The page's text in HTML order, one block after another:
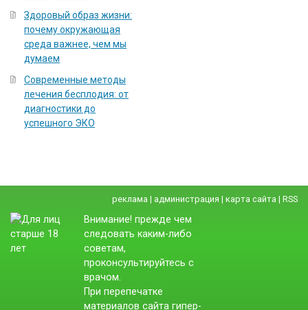
Здоровый образ жизни:
почему окружающая
среда важнее, чем мы
думаем
Современные методы
лечения бесплодия: от
диагностики до
успешного ЭКО
реклама | администрация | карта сайта | RSS
Внимание! прежде чем
следовать каким-либо
советам,
проконсультируйтесь с
врачом.
При перепечатке
материалов сайта гипер-